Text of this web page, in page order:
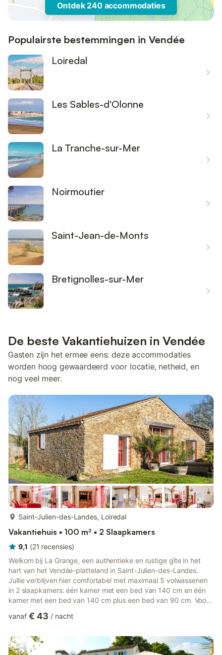
Ontdek 240 accommodaties
Populairste bestemmingen in Vendée
Loiredal
Les Sables-d'Olonne
La Tranche-sur-Mer
Noirmoutier
Saint-Jean-de-Monts
Bretignolles-sur-Mer
De beste Vakantiehuizen in Vendée
Gasten zijn het ermee eens: deze accommodaties
worden hoog gewaardeerd voor locatie, netheid, en
nog veel meer.
Saint-Julien-des-Landes, Loiredal
Vakantiehuis • 100 m² • 2 Slaapkamers
9,1 (21 recensies)
Welkom bij La Grange, een authentieke en rustige gîte in het
hart van het Vendée-platteland in Saint-Julien-des-Landes.
Jullie verblijven hier comfortabel met maximaal 5 volwassenen
in 2 slaapkamers: één kamer met een bed van 140 cm en één
kamer met een bed van 140 cm plus een bed van 90 cm. Voor
babybedje beschikbaar. De volledig uitgeruste keuken biedt
koffiezetapparaat, koel-vriescombinatie, wasmachine en
droger. Voor extra comfort zijn er een föhn, strijkijzer en
vanaf € 43 / nacht